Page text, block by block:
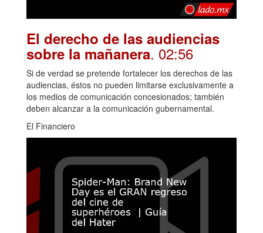
El derecho de las audiencias
sobre la mañanera. 02:56
Si de verdad se pretende fortalecer los derechos de las
audiencias, éstos no pueden limitarse exclusivamente a
los medios de comunicación concesionados; también
deben alcanzar a la comunicación gubernamental.
El Financiero